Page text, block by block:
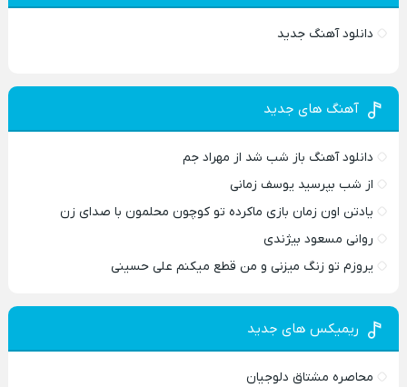
دانلود آهنگ جدید
آهنگ های جدید
دانلود آهنگ باز شب شد از مهراد جم
از شب بپرسید یوسف زمانی
یادتن اون زمان بازی ماکرده تو کوچون محلمون با صدای زن
روانی مسعود بیژندی
یروزم تو زنگ میزنی و من قطع میکنم علی حسینی
ریمیکس های جدید
محاصره مشتاق دلوجیان